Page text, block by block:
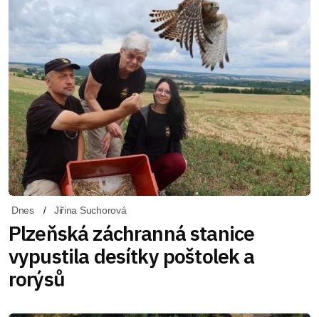
Dnes Jiřina Suchorová
Plzeňská záchranná stanice
vypustila desítky poštolek a
rorýsů